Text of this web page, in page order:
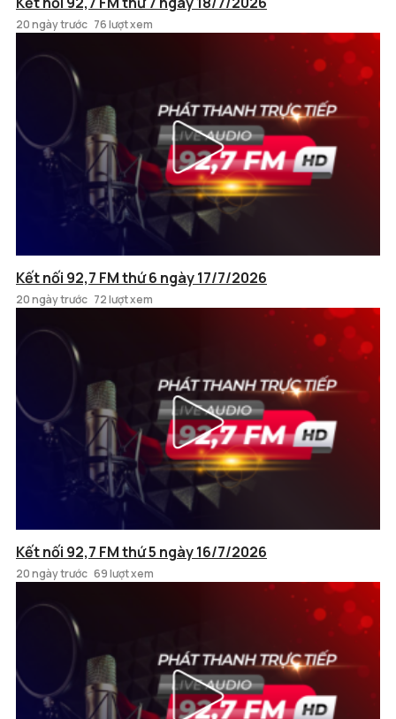
20 ngày trước 76 lượt xem
Kết nối 92,7 FM thứ 6 ngày 17/7/2026
20 ngày trước 72 lượt xem
Kết nối 92,7 FM thứ 5 ngày 16/7/2026
20 ngày trước 69 lượt xem